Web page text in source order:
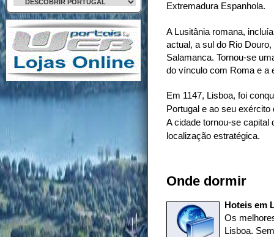
Extremadura Espanhola.
A Lusitânia romana,
actual, a sul do Rio
Salamanca. Tornou-se
do vínculo com Roma e a
Em 1147, Lisboa, foi
Portugal e ao seu
A cidade tornou-se capital
localização estratégica.
Onde dormir
Hoteis em
Os
Lisboa.